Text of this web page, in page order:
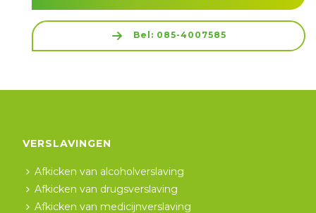
Bel: 085-4007585
VERSLAVINGEN
Afkicken van alcoholverslaving
Afkicken van drugsverslaving
Afkicken van medicijnverslaving